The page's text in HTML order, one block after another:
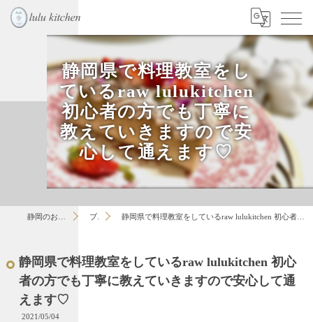
静岡県で料理教室をし
ているraw lulukitchen
初心者の方でも丁寧に
教えていきますので安
心して通えます♡
ブログ 静岡県で料理教室をしているraw lulukitchen 初心者の方でも丁寧に教えていきますので安心して通えます♡
静岡県で料理教室をしているraw lulukitchen 初心
者の方でも丁寧に教えていきますので安心して通
えます♡
2021/05/04